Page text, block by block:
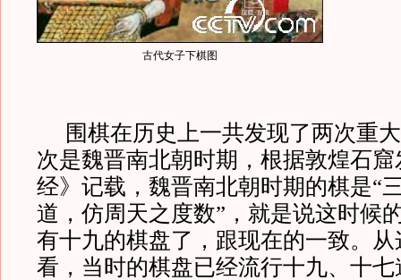
古代女子下棋图
围棋在历史上一共发现了两次重
次是魏晋南北朝时期，根据敦煌石
经》记载，魏晋南北朝时期的棋是“
道，仿周天之度数”，就是说这时候
有十九的棋盘了，跟现在的一致。从
看，当时的棋盘已经流行十九、十